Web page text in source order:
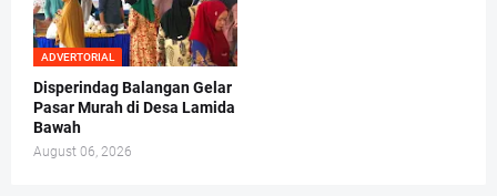
ADVERTORIAL
Disperindag Balangan Gelar
Pasar Murah di Desa Lamida
Bawah
August 06, 2026